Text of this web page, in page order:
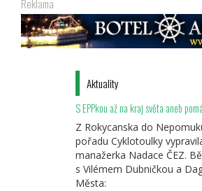
Reklama
Aktuality
S EPPkou až na kraj světa aneb
Z Rokycanska do
pořadu Cyklotoulky
manažerka Nadace ČEZ.
s Vilémem Dubničkou a
Města: